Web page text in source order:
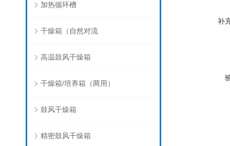
加热循环槽
干燥箱（自然对流
高温鼓风干燥箱
干燥箱/培养箱（两用）
鼓风干燥箱
精密鼓风干燥箱
补